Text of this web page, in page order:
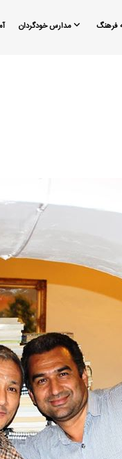
فرهنگ مدارس خودگردان